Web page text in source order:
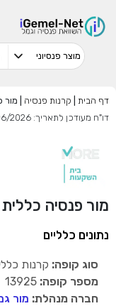
דף הבית קרנות פנסיה
מור
דו"ח מעודכן לתאריך: 06/2026
מור פנסיה
נתונים כלליים
סוג קופה: קרנות
מספר קופה:
חברה מנהלת: מור
מתכנן
אני מאשר